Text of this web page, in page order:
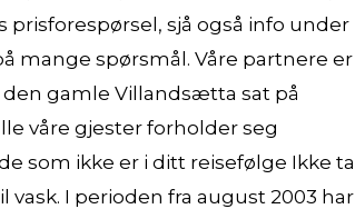
sjå også info under
mange spørsmål. Våre partnere er
gamle Villandsætta sat på
våre gjester forholder seg
som ikke er i ditt reisefølge Ikke ta
I perioden fra august 2003 har